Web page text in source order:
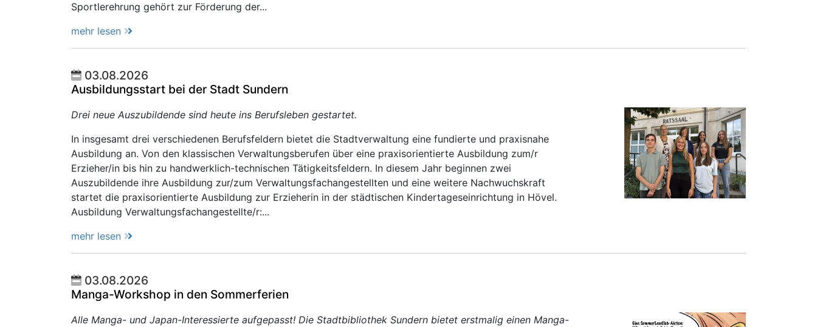
Sportlerehrung gehört zur Förderung der...
mehr lesen
03.08.2026
Ausbildungsstart bei der Stadt Sundern
Drei neue Auszubildende sind heute ins Berufsleben gestartet.
In insgesamt drei verschiedenen Berufsfeldern bietet die Stadtverwaltung eine fundierte und praxisnahe
Ausbildung an. Von den klassischen Verwaltungsberufen über eine praxisorientierte Ausbildung zum/r
Erzieher/in bis hin zu handwerklich-technischen Tätigkeitsfeldern. In diesem Jahr beginnen zwei
Auszubildende ihre Ausbildung zur/zum Verwaltungsfachangestellten und eine weitere Nachwuchskraft
startet die praxisorientierte Ausbildung zur Erzieherin in der städtischen Kindertageseinrichtung in Hövel.
Ausbildung Verwaltungsfachangestellte/r:...
mehr lesen
03.08.2026
Manga-Workshop in den Sommerferien
Alle Manga- und Japan-Interessierte aufgepasst! Die Stadtbibliothek Sundern bietet erstmalig einen Manga-